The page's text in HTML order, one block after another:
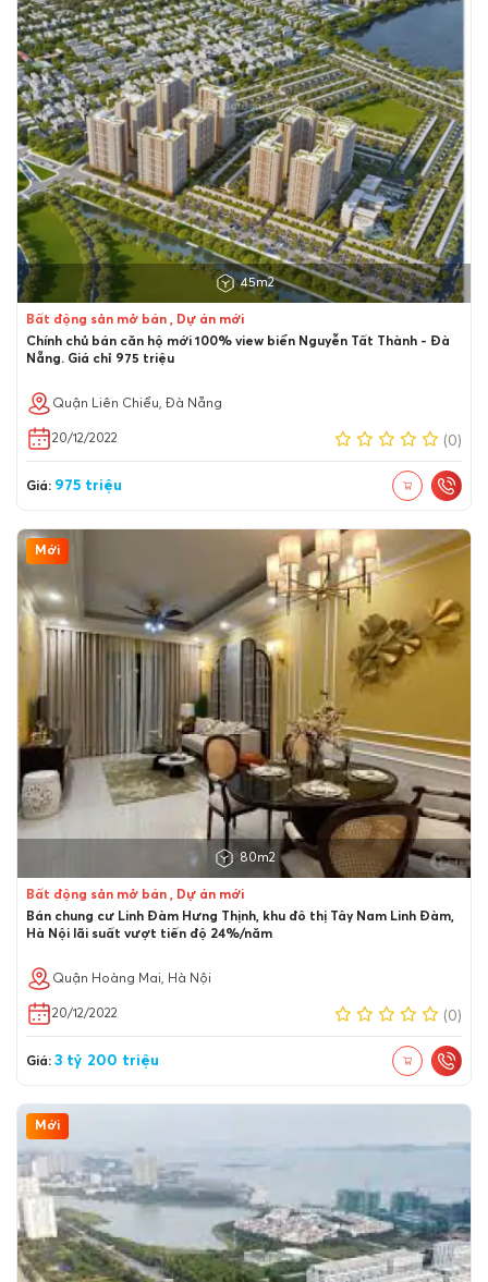
45m2
Bất động sản mở bán , Dự án mới
Chính chủ bán căn hộ mới 100% view biển Nguyễn Tất Thành - Đà
Nẵng. Giá chỉ 975 triệu
Quận Liên Chiểu, Đà Nẵng
20/12/2022 (0)
Giá: 975 triệu
Mới
80m2
Bất động sản mở bán , Dự án mới
Bán chung cư Linh Đàm Hưng Thịnh, khu đô thị Tây Nam Linh Đàm,
Hà Nội lãi suất vượt tiến độ 24%/năm
Quận Hoàng Mai, Hà Nội
20/12/2022 (0)
Giá: 3 tỷ 200 triệu
Mới